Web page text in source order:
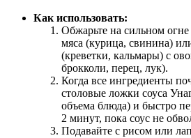
Как использовать:
Обжарьте на сильном
мяса (курица, свинина)
(креветки, кальмары) с
брокколи, перец, лук).
Когда все ингредиенты
столовые ложки соуса
объема блюда) и быстро
2 минут, пока соус не
Подавайте с рисом или